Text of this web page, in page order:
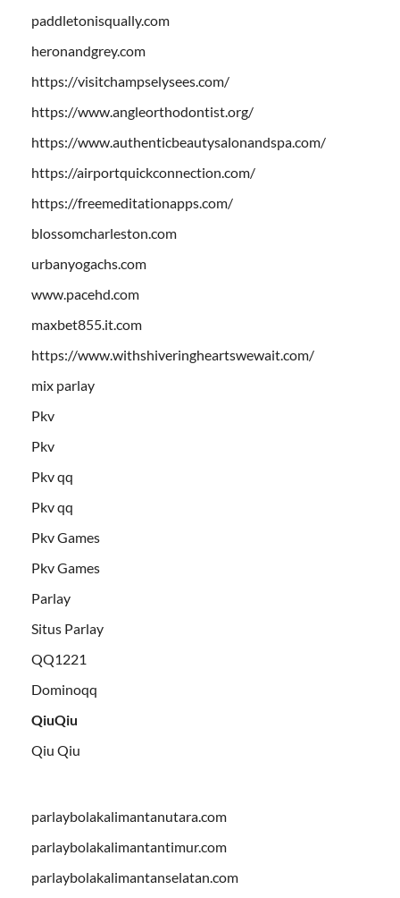
paddletonisqually.com
heronandgrey.com
https://visitchampselysees.com/
https://www.angleorthodontist.org/
https://www.authenticbeautysalonandspa.com/
https://airportquickconnection.com/
https://freemeditationapps.com/
blossomcharleston.com
urbanyogachs.com
www.pacehd.com
maxbet855.it.com
https://www.withshiveringheartswewait.com/
mix parlay
Pkv
Pkv
Pkv qq
Pkv qq
Pkv Games
Pkv Games
Parlay
Situs Parlay
QQ1221
Dominoqq
QiuQiu
Qiu Qiu
parlaybolakalimantanutara.com
parlaybolakalimantantimur.com
parlaybolakalimantanselatan.com